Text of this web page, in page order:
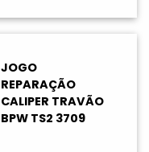
JOGO
REPARAÇÃO
CALIPER TRAVÃO
BPW TS2 3709